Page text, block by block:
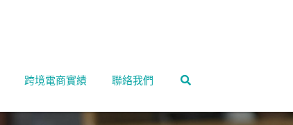
跨境電商實績 聯絡我們